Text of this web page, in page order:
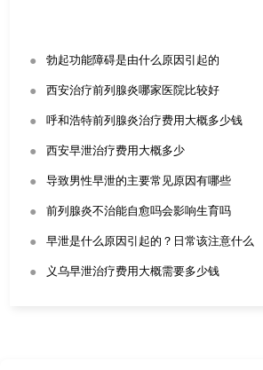
● 勃起功能障碍是由什么原因引起的
● 西安治疗前列腺炎哪家医院比较好
● 呼和浩特前列腺炎治疗费用大概多少钱
● 西安早泄治疗费用大概多少
● 导致男性早泄的主要常见原因有哪些
● 前列腺炎不治能自愈吗会影响生育吗
● 早泄是什么原因引起的？日常该注意什么
● 义乌早泄治疗费用大概需要多少钱